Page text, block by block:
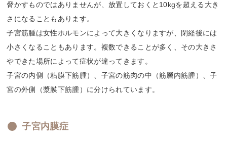
脅かすものではありませんが、放置しておくと10kgを超える大き
さになることもあります。
子宮筋腫は女性ホルモンによって大きくなりますが、閉経後には
小さくなることもあります。複数できることが多く、その大きさ
やできた場所によって症状が違ってきます。
子宮の内側（粘膜下筋腫）、子宮の筋肉の中（筋層内筋腫）、子
宮の外側（漿膜下筋腫）に分けられています。
子宮内膜症